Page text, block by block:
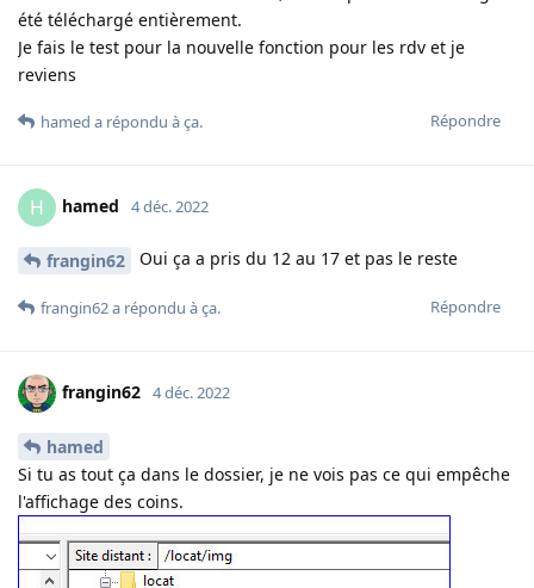
été téléchargé entièrement.
Je fais le test pour la nouvelle fonction pour les rdv et je
reviens
Répondre
hamed a répondu à ça.
H hamed 4 déc. 2022
frangin62 Oui ça a pris du 12 au 17 et pas le reste
Répondre
frangin62a répondu à ça.
frangin62 4 déc. 2022
hamed
Si tu as tout ça dans le dossier, je ne vois pas ce qui empêche
l'affichage des coins.